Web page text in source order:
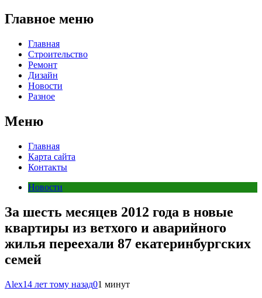
Главное меню
Главная
Строительство
Ремонт
Дизайн
Новости
Разное
Меню
Главная
Карта сайта
Контакты
Новости
За шесть месяцев 2012 года в новые
квартиры из ветхого и аварийного
жилья переехали 87 екатеринбургских
семей
Alex14 лет тому назад01 минут